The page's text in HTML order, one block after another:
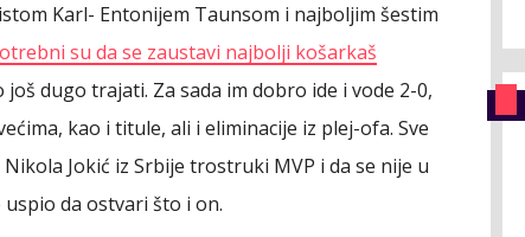
Karl- Entonijem Taunsom i najboljim šestim
su da se zaustavi najbolji košarkaš
dugo trajati. Za sada im dobro ide i vode 2-0,
kao i titule, ali i eliminacije iz plej-ofa. Sve
Jokić iz Srbije trostruki MVP i da se nije u
da ostvari što i on.